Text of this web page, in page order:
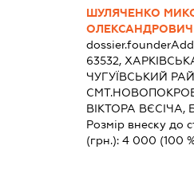
ШУЛЯЧЕНКО
ОЛЕКСАНДРОВИЧ
63532,
ЧУГУЇВСЬКИЙ
ВІКТОРА ВЄСІЧА,
Розмір внеску до
(грн.):4 000 (100